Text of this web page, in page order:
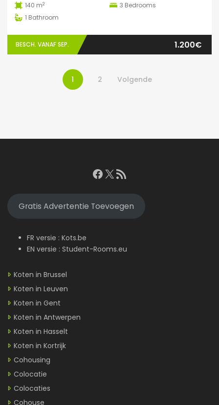
140 m2 3 Bedrooms
1 Bathroom
BESCH. VANAF SEP. 1.200€
1 2 Volgende
Facebook
X RSS feed
Gratis Advertentie Toevoegen
FR versie : Kots.be
EN versie : Student-Rooms.eu
Koten in Brussel
Koten in Leuven
Koten in Gent
Koten in Antwerpen
Koten in Hasselt
Koten in Kortrijk
Cohousing
Colocatie
Colocaties
Cohouse